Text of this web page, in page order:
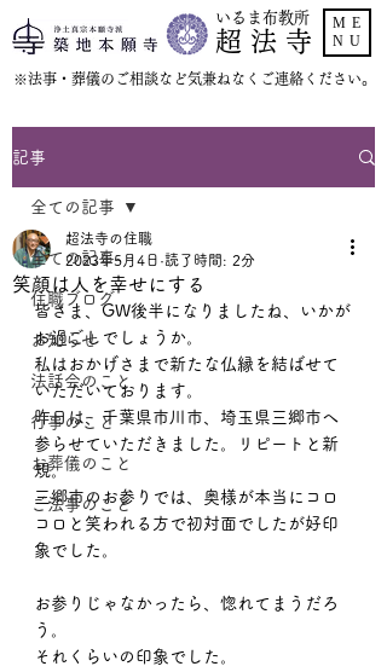
いるま布教所
超 法 寺
​※法事・葬儀のご相談など気兼ねなくご連絡ください。
ME
NU
記事
全ての記事
住職ブログ
お知らせ
法話会のこと
行事のこと
お葬儀のこと
ご法事のこと
全ての記事
笑顔は人を幸せにする
超法寺の住職
2023年5月4日 読了時間: 2分
皆さま、GW後半になりましたね、いかが
お過ごしでしょうか。
私はおかげさまで新たな仏縁を結ばせて
いただいております。
昨日は、千葉県市川市、埼玉県三郷市へ
参らせていただきました。リピートと新
規。
三郷市のお参りでは、奥様が本当にコロ
コロと笑われる方で初対面でしたが好印
象でした。
お参りじゃなかったら、惚れてまうだろ
う。
それくらいの印象でした。